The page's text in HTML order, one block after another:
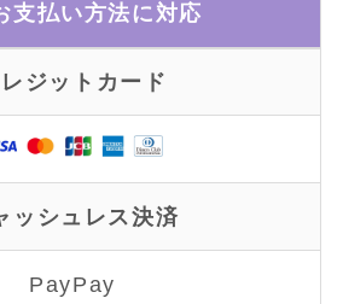
支払い方法に対応
ジットカード
ッシュレス決済
PayPay